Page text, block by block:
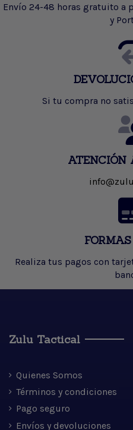
Envío 24-48 horas gratuito a
y
Si tu compra no
ATENCIÓN
Realiza tus pagos con
Zulu Tactical
Quienes Somos
Términos y condiciones
Pago seguro
Envíos y devoluciones